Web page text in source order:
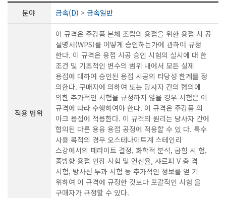
분야 금속(D) > 금속일반
적용 범위
이 규격은 주강품 본체 조립의 용접을 위한 용접 시 공
설명서(WPS)를 어떻게 승인하는가에 관하여 규정
한다. 이 규격은 용접 시공 승인 시험의 실시에 대 한
조건 및 기초적인 변수의 범위 내에서 모든 실제
용접에 대하여 승인된 용접 시공의 타당성 한계를 정
의한다. 구매자에 의하여 또는 당사자 간의 협의에
의한 추가적인 시험을 규정하지 않을 경우 시험은 이
규격에 따라 수행하여야 한다. 이 규격은 주강품 의
아크 용접에 적용한다. 이 규격의 원리는 당사자 간에
협의된 다른 용융 용접 공정에 적용할 수 있 다. 특수
사용 목적의 경우 오스테나이트계 스테인리
스강에서의 페라이트 결정, 화학적 분석, 굽힘 시 험,
종방향 용접 인장 시험 및 연신율, 샤르피 V 충 격
시험, 방사선 투과 시험 등 추가적인 정보를 얻 기
위하여 이 규격에 규정한 것보다 포괄적인 시험 을
구매자가 규정할 수 있다.